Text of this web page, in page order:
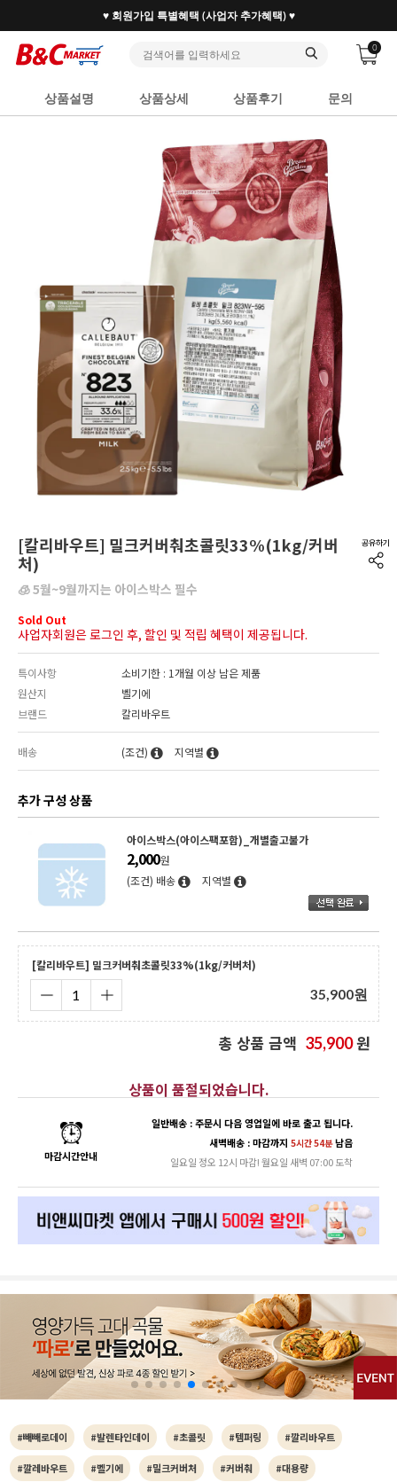
♥ 회원가입 특별혜택 (사업자 추가혜택) ♥
0
상품설명 상품상세 상품후기 문의
[칼리바우트] 밀크커버춰초콜릿33%(1kg/커버
처)
🧊 5월~9월까지는 아이스박스 필수
Sold Out
사업자회원은 로그인 후, 할인 및 적립 혜택이 제공됩니다.
특이사항
소비기한 : 1개월 이상 남은 제품
원산지
벨기에
브랜드
칼리바우트
배송 (조건) 지역별
추가 구성 상품
아이스박스(아이스팩포함)_개별출고불가
2,000원
(조건) 배송
지역별
[칼리바우트] 밀크커버춰초콜릿33%(1kg/커버처)
35,900원
총 상품 금액 35,900원
상품이 품절되었습니다.
마감시간안내
일반배송 : 주문시 다음 영업일에 바로 출고 됩니다.
새벽배송 : 마감까지 5시간 54분남음
일요일 정오 12시 마감! 월요일 새벽 07:00 도착
#빼빼로데이 #발렌타인데이 #초콜릿 #템퍼링 #깔리바우트
#깔레바우트 #벨기에 #밀크커버처 #커버춰 #대용량